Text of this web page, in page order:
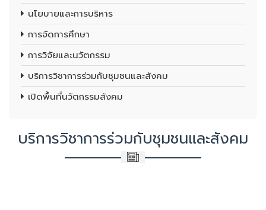
นโยบายและการบริหาร
การจัดการศึกษา
การวิจัยและนวัตกรรม
บริการวิชาการร่วมกับชุมชนและสังคม
เปิดพื้นที่นวัตกรรมสังคม
บริการวิชาการร่วมกับชุมชนและสังคม